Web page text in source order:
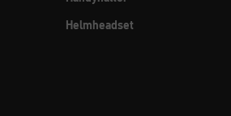
Helmheadset